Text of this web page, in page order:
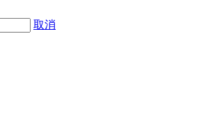
取消